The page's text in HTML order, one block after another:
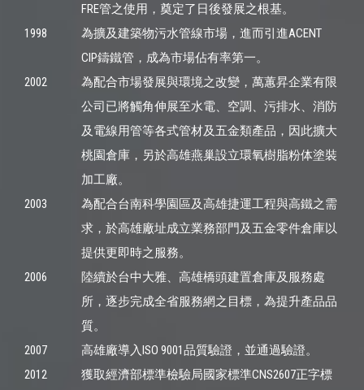
FRE管之使用，奠定了日後發展之根基。
1998
為擴及建築物污水管線市場，進而引進ACENT
CIP鑄鐵管，成為市場佔有率第一。
2002
為配合市場發展與環境之改變，萬蕙昇企業有限
公司已將觸角伸展至水電、空調、污排水、消防
及電線用管等各式管材及五金類產品，因此擴大
桃園倉庫，另於高雄燕巢設立環氧樹脂粉体塗裝
加工廠。
2003
為配合台南科學園區及高雄捷運工程與高鐵之需
求，於高雄廠址成立業務部門及五金零件倉庫以
提供更即時之服務。
2006
陸續於台中大雅、高雄橋頭建置倉庫及服務處
所，逐步完成全省服務網之目標，為提升產品品
質。
2007
高雄廠導入ISO 9001品質驗證，並通過驗證。
2012
獲取經濟部標準檢驗局國家標準CNS2607正字標